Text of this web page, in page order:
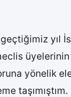
yıl
yönelik